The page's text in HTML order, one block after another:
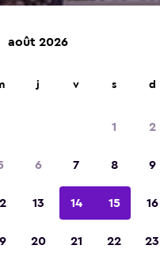
août 2026
j v s d
1 2
6 7 8 9
13 14 15 16
20 21 22 23